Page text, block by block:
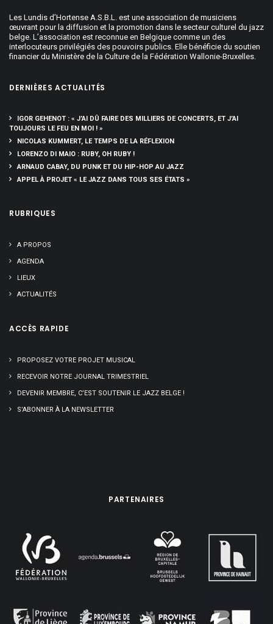
Les Lundis d’Hortense A.S.B.L. est une association de musiciens
œuvrant pour la diffusion et la promotion dans le secteur culturel du jazz
belge. L’association est reconnue en Belgique comme un des
interlocuteurs privilégiés des pouvoirs publics. Elle bénéficie du soutien
financier du Ministère de la Culture de la Fédération Wallonie-Bruxelles.
DERNIÈRES ACTUALITÉS
IGOR GEHENOT : « J’AI DÛ FAIRE DES MILLIERS DE CONCERTS, ET J’AI
TOUJOURS LE FEU EN MOI ! »
NICOLAS KUMMERT, LE TEMPS DE LA RÉFLEXION
LORENZO DI MAIO : RUBY, OH RUBY !
ARNAUD CABAY, DU PUNK ET DU HIP-HOP AU JAZZ
APPEL À PROJET « LE JAZZ DANS TOUS SES ÉTATS »
RUBRIQUES
A PROPOS
AGENDA
LIEUX
ACTUALITÉS
ACCÈS RAPIDE
PROPOSEZ VOTRE PROJET MUSICAL
RECEVOIR NOTRE JOURNAL TRIMESTRIEL
DEVENIR MEMBRE, C’EST SOUTENIR LE JAZZ BELGE !
S’ABONNER À LA NEWSLETTER
PARTENAIRES